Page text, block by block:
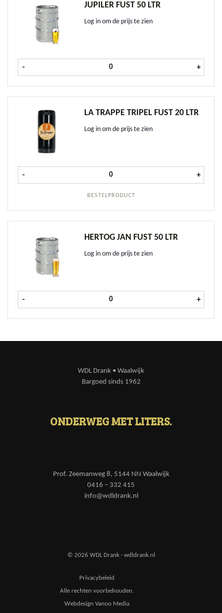
JUPILER FUST 50 LTR
Log in om de prijs te zien
- Jupiler fust 50 ltr aantal +
LA TRAPPE TRIPEL FUST 20 LTR
Log in om de prijs te zien
BESTELPRODUCT
- La Trappe Tripel fust 20 ltr aantal
+
HERTOG JAN FUST 50 LTR
Log in om de prijs te zien
- Hertog Jan fust 50 ltr aantal+
WDL Drank • Waalwijk
Bargoed sinds 1962
ONDERWEG MET LITERS.
Prof. Zeemanweg 8, 5144 NN Waalwijk
0416 – 332 415
info@wdldrank.nl
© 2026 WDL Drank · wdldrank.nl
Privacybeleid
Alle rechten voorbehouden.
Webdesign Vanoo Media